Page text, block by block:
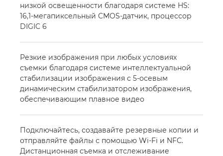
низкой освещенности благодаря системе HS:
16,1-мегапиксельный CMOS-датчик, процессор
DIGIC 6
Резкие изображения при любых условиях
съемки благодаря системе интеллектуальной
стабилизации изображения с 5-осевым
динамическим стабилизатором изображения,
обеспечивающим плавное видео
Подключайтесь, создавайте резервные копии и
отправляйте файлы с помощью Wi-Fi и NFC.
Дистанционная съемка и отслеживание